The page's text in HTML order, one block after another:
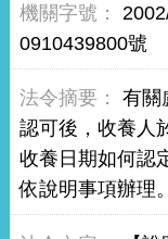
0910439800號
有關
認可後，收養人
收養日期如何認
依說明事項辦理。